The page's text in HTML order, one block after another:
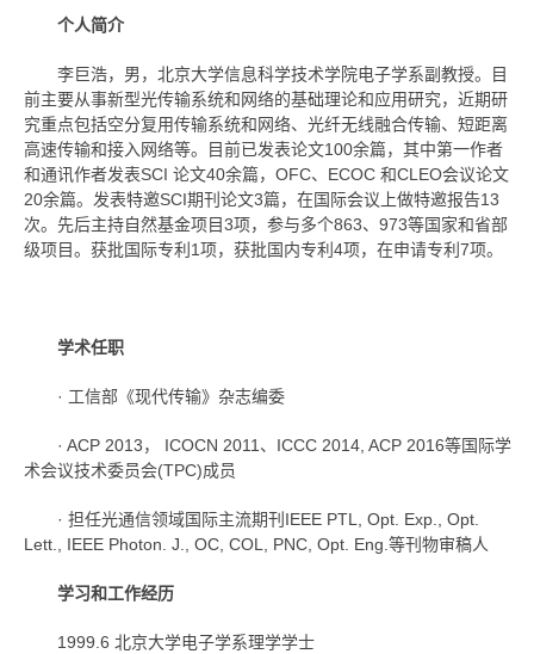
个人简介
李巨浩，男，北京大学信息科学技术学院电子学系副教授。目
前主要从事新型光传输系统和网络的基础理论和应用研究，近期研
究重点包括空分复用传输系统和网络、光纤无线融合传输、短距离
高速传输和接入网络等。目前已发表论文100余篇，其中第一作者
和通讯作者发表SCI 论文40余篇，OFC、ECOC 和CLEO会议论文
20余篇。发表特邀SCI期刊论文3篇，在国际会议上做特邀报告13
次。先后主持自然基金项目3项，参与多个863、973等国家和省部
级项目。获批国际专利1项，获批国内专利4项，在申请专利7项。
学术任职
· 工信部《现代传输》杂志编委
· ACP 2013， ICOCN 2011、ICCC 2014, ACP 2016等国际学
术会议技术委员会(TPC)成员
· 担任光通信领域国际主流期刊IEEE PTL, Opt. Exp., Opt.
Lett., IEEE Photon. J., OC, COL, PNC, Opt. Eng.等刊物审稿人
学习和工作经历
1999.6 北京大学电子学系理学学士